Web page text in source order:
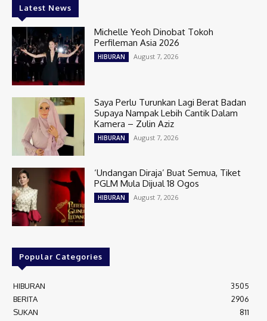
Latest News
Michelle Yeoh Dinobat Tokoh
Perfileman Asia 2026
HIBURAN August 7, 2026
Saya Perlu Turunkan Lagi Berat Badan
Supaya Nampak Lebih Cantik Dalam
Kamera – Zulin Aziz
HIBURAN August 7, 2026
‘Undangan Diraja’ Buat Semua, Tiket
PGLM Mula Dijual 18 Ogos
HIBURAN August 7, 2026
Popular Categories
HIBURAN
3505
BERITA
2906
SUKAN
811